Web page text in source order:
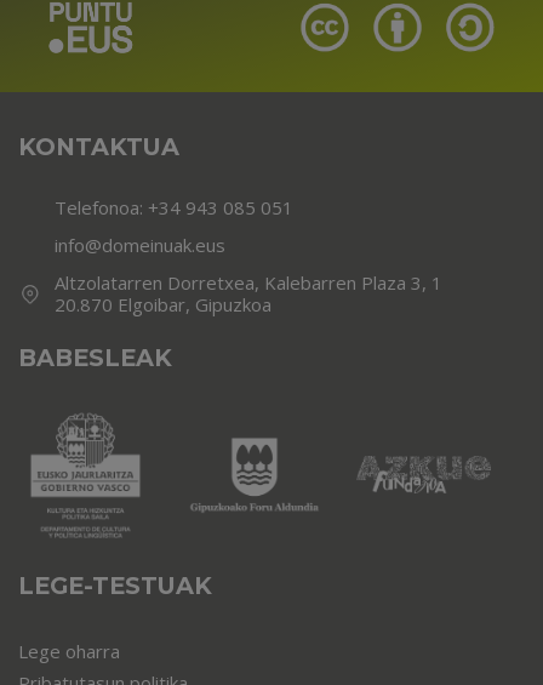
KONTAKTUA
Telefonoa: +34 943 085 051
info@domeinuak.eus
Altzolatarren Dorretxea, Kalebarren Plaza 3, 1
20.870 Elgoibar, Gipuzkoa
BABESLEAK
LEGE-TESTUAK
Lege oharra